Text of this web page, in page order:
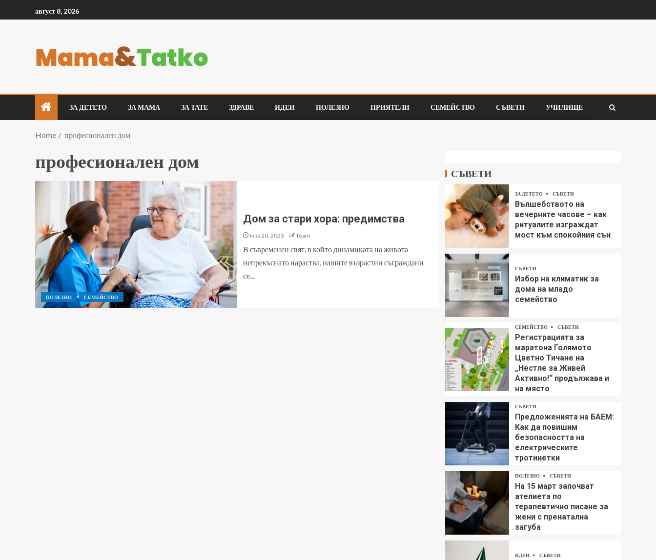
август 8, 2026
ЗА ДЕТЕТО ЗА МАМА ЗА ТАТЕ ЗДРАВЕ ИДЕИ ПОЛЕЗНО ПРИЯТЕЛИ СЕМЕЙСТВО СЪВЕТИ УЧИЛИЩЕ
Home професионален дом
професионален дом
ПОЛЕЗНО СЕМЕЙСТВО
Дом за стари хора: предимства
юни 20, 2023 Team
В съвременен свят, в който динамиката на живота
непрекъснато нараства, нашите възрастни съграждани
се...
СЪВЕТИ
ЗА ДЕТЕТО СЪВЕТИ
Вълшебството на
вечерните часове – как
ритуалите изграждат
мост към спокойния сън
СЪВЕТИ
Избор на климатик за
дома на младо
семейство
СЕМЕЙСТВО СЪВЕТИ
Регистрацията за
маратона Голямото
Цветно Тичане на
„Нестле за Живей
Aктивно!“ продължава и
на място
СЪВЕТИ
Предложенията на БАЕМ:
Как да повишим
безопасността на
електрическите
тротинетки
ПОЛЕЗНО СЪВЕТИ
На 15 март започват
ателиета по
терапевтично писане за
жени с пренатална
загуба
ИДЕИ СЪВЕТИ